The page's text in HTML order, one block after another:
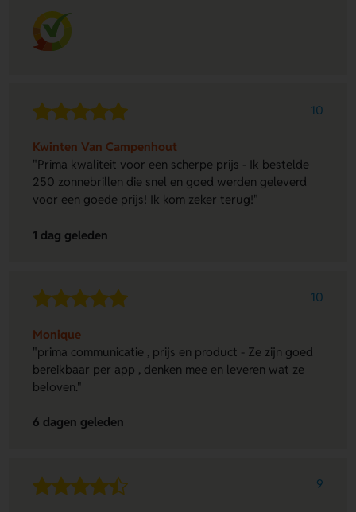
10
Kwinten Van Campenhout
"Prima kwaliteit voor een scherpe prijs - Ik bestelde
250 zonnebrillen die snel en goed werden geleverd
voor een goede prijs! Ik kom zeker terug!"
1 dag geleden
10
Monique
"prima communicatie , prijs en product - Ze zijn goed
bereikbaar per app , denken mee en leveren wat ze
beloven."
6 dagen geleden
9